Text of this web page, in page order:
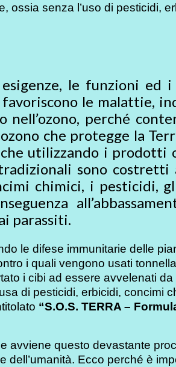
ossia senza l’uso di pesticidi,
le funzioni ed i
le malattie,
perché
che protegge la
utilizzando i prodotti
sono costretti
chimici, i pesticidi,
parassiti.
le difese immunitarie delle
i quali vengono usati
i cibi ad essere avvelenati
di pesticidi, erbicidi, concimi
“S.O.S. TERRA –
avviene questo devastante
dell’umanità. Ecco perché è